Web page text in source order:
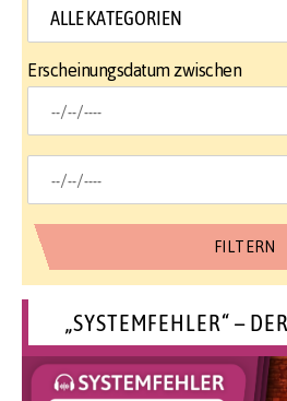
Erscheinungsdatum zwischen
„SYSTEMFEHLER“ –